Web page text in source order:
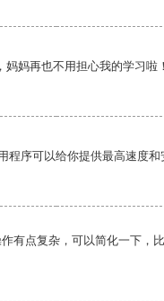
妈妈再也不用担心我的学习啦！
程序可以给你提供最高速度和
有点复杂，可以简化一下，